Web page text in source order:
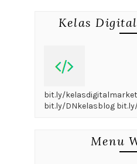
Kelas
bit.ly/
bit.ly/DNkelasblog
Menu